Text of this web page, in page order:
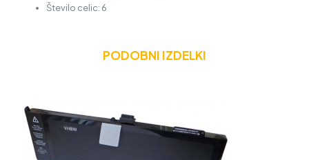
Število celic: 6
PODOBNI IZDELKI